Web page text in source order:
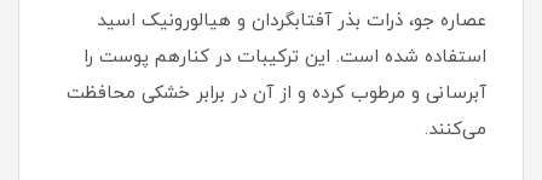
عصاره جو، ذرات بذر آفتابگردان و هیالورونیک اسید
استفاده شده است. این ترکیبات در کنارهم پوست را
آبرسانی و مرطوب کرده و از آن در برابر خشکی محافظت
می‌کنند.